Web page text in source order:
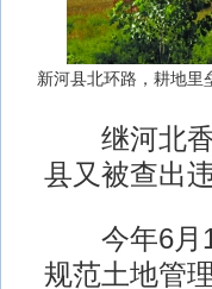
新河县北环路，耕地里
继河北香
县又被查出
今年6月10
规范土地管